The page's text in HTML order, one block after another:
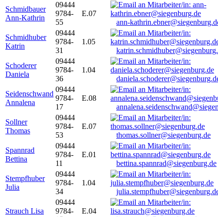
Schmidbauer
Ann-Kathrin
09444
9784-
55
E.07
ann-
Schmidhuber
Katrin
09444
9784-
31
1.05
Schoderer
Daniela
09444
9784-
36
1.04
Seidenschwand
Annalena
09444
9784-
17
E.08
Sollner
Thomas
09444
9784-
53
E.07
thomas.sollner@siegenburg.de
Spannrad
Bettina
09444
9784-
11
E.01
bettina.spannrad@siegenburg.de
Stempfhuber
Julia
09444
9784-
34
1.04
Strauch Lisa
09444
9784-
E.04